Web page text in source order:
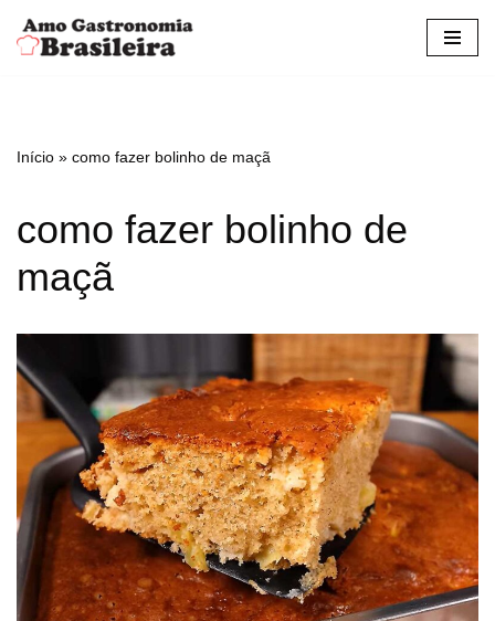
Pular
conteúdo
Início » como fazer bolinho de maçã
como fazer bolinho de
maçã